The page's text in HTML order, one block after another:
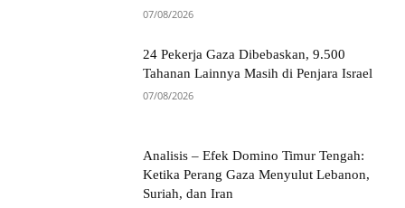
07/08/2026
24 Pekerja Gaza Dibebaskan, 9.500
Tahanan Lainnya Masih di Penjara Israel
07/08/2026
Analisis – Efek Domino Timur Tengah:
Ketika Perang Gaza Menyulut Lebanon,
Suriah, dan Iran